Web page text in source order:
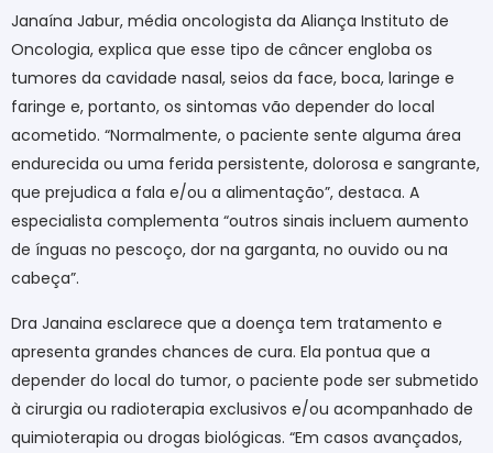
Janaína Jabur, média oncologista da Aliança Instituto de
Oncologia, explica que esse tipo de câncer engloba os
tumores da cavidade nasal, seios da face, boca, laringe e
faringe e, portanto, os sintomas vão depender do local
acometido. “Normalmente, o paciente sente alguma área
endurecida ou uma ferida persistente, dolorosa e sangrante,
que prejudica a fala e/ou a alimentação”, destaca. A
especialista complementa “outros sinais incluem aumento
de ínguas no pescoço, dor na garganta, no ouvido ou na
cabeça”.
Dra Janaina esclarece que a doença tem tratamento e
apresenta grandes chances de cura. Ela pontua que a
depender do local do tumor, o paciente pode ser submetido
à cirurgia ou radioterapia exclusivos e/ou acompanhado de
quimioterapia ou drogas biológicas. “Em casos avançados,